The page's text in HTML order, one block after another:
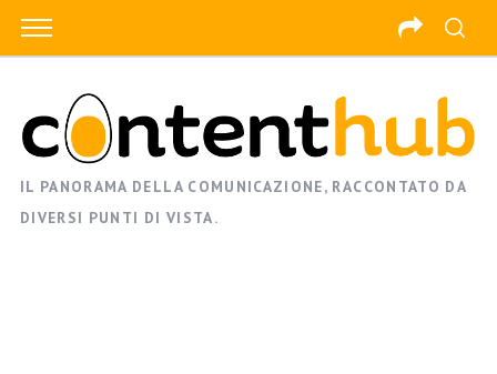
IL PANORAMA DELLA COMUNICAZIONE, RACCONTATO DA
DIVERSI PUNTI DI VISTA.